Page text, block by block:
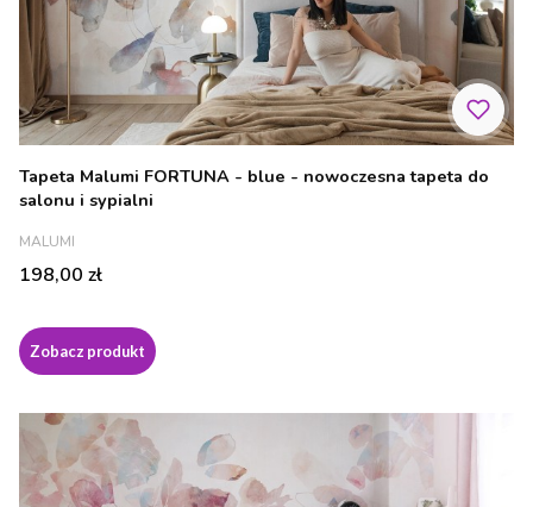
Tapeta Malumi FORTUNA - blue - nowoczesna tapeta do
salonu i sypialni
PRODUCENT
MALUMI
Cena
198,00 zł
Zobacz produkt